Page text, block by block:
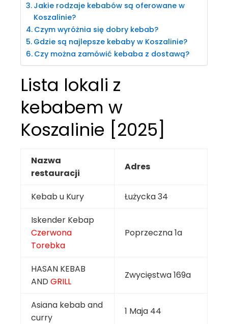
Jakie rodzaje kebabów są oferowane w
Koszalinie?
Czym wyróżnia się dobry kebab?
Gdzie są najlepsze kebaby w Koszalinie?
Czy można zamówić kebaba z dostawą?
Lista lokali z
kebabem w
Koszalinie [2025]
Nazwa
restauracji
Adres
Kebab u Kury
Łużycka 34
Iskender Kebap
Czerwona
Torebka
Poprzeczna 1a
HASAN KEBAB
AND GRILL
Zwycięstwa 169a
Asiana kebab and
curry
1 Maja 44